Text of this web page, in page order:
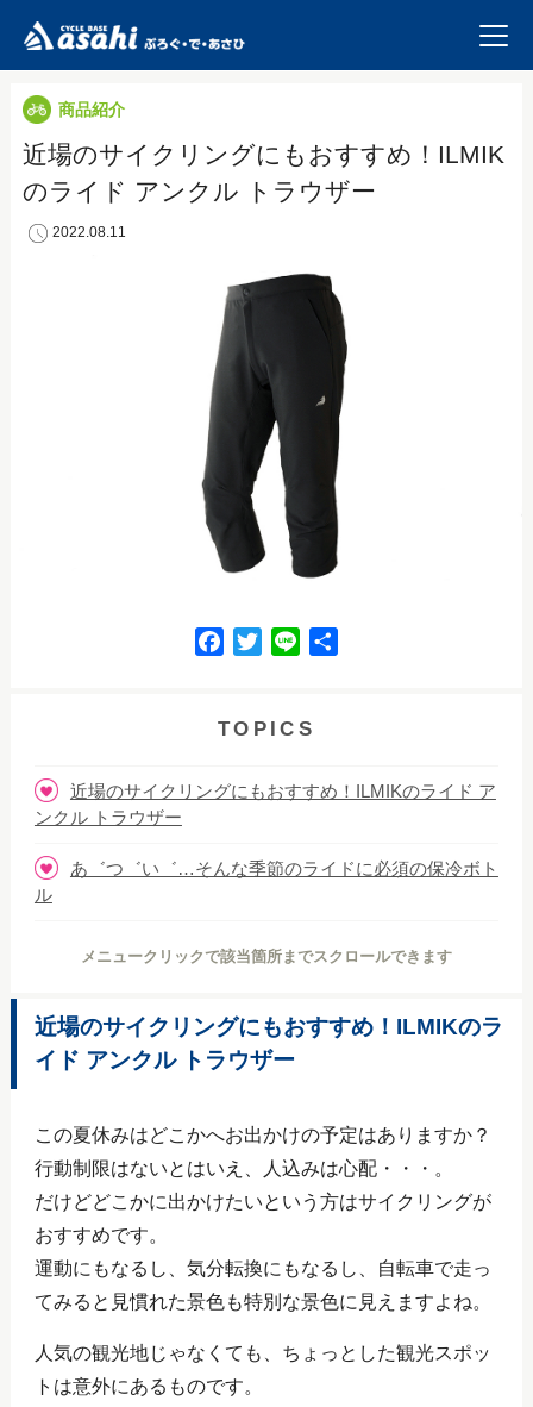
商品紹介
近場のサイクリングにもおすすめ！ILMIK
のライド アンクル トラウザー
2022.08.11
e
o
t
e
e
TOPICS
近場のサイクリングにもおすすめ！ILMIKのライド ア
ンクル トラウザー
あ゛つ゛い゛…そんな季節のライドに必須の保冷ボト
ル
メニュークリックで該当箇所までスクロールできます
近場のサイクリングにもおすすめ！ILMIKのラ
イド アンクル トラウザー
この夏休みはどこかへお出かけの予定はありますか？
行動制限はないとはいえ、人込みは心配・・・。
だけどどこかに出かけたいという方はサイクリングが
おすすめです。
運動にもなるし、気分転換にもなるし、自転車で走っ
てみると見慣れた景色も特別な景色に見えますよね。
人気の観光地じゃなくても、ちょっとした観光スポッ
トは意外にあるものです。